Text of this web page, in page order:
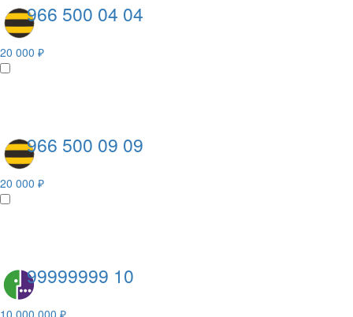
966 500 04 04
20 000 ₽
966 500 09 09
20 000 ₽
99999999 10
10 000 000 ₽